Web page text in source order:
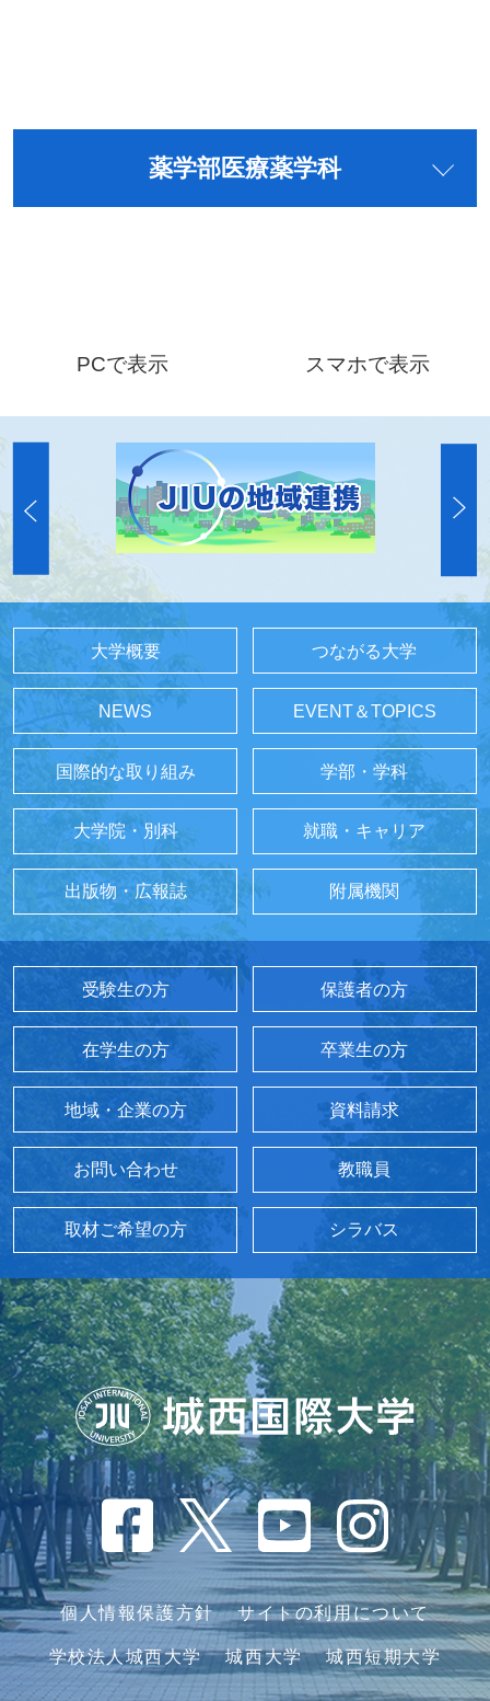
薬学部医療薬学科
PCで表示 スマホで表示
大学概要 つながる大学
NEWS EVENT＆TOPICS
国際的な取り組み 学部・学科
大学院・別科 就職・キャリア
出版物・広報誌 附属機関
受験生の方 保護者の方
在学生の方 卒業生の方
地域・企業の方 資料請求
お問い合わせ 教職員
取材ご希望の方 シラバス
個人情報保護方針 サイトの利用について
学校法人城西大学 城西大学 城西短期大学